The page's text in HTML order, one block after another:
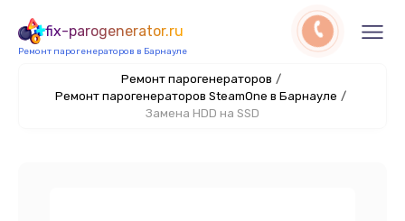
fix-parogenerator.ru
Ремонт парогенераторов в Барнауле
Ремонт парогенераторов /
Ремонт парогенераторов SteamOne в Барнауле /
Замена HDD на SSD